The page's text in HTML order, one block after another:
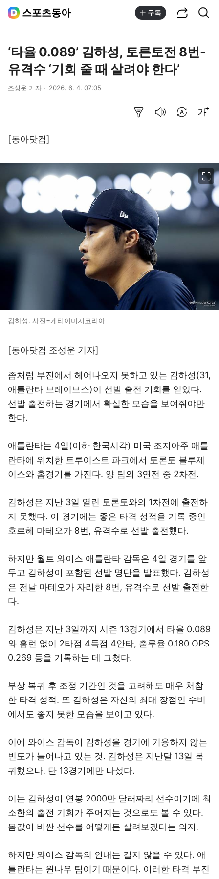
스포츠동아 구독
‘타율 0.089’ 김하성, 토론토전 8번-
유격수 ‘기회 줄 때 살려야 한다’
조성운 기자 2026. 6. 4. 07:05
[동아닷컴]
김하성. 사진=게티이미지코리아
[동아닷컴 조성운 기자]
좀처럼 부진에서 헤어나오지 못하고 있는 김하성(31,
애틀란타 브레이브스)이 선발 출전 기회를 얻었다.
선발 출전하는 경기에서 확실한 모습을 보여줘야만
한다.
애틀란타는 4일(이하 한국시각) 미국 조지아주 애틀
란타에 위치한 트루이스트 파크에서 토론토 블루제
이스와 홈경기를 가진다. 양 팀의 3연전 중 2차전.
김하성은 지난 3일 열린 토론토와의 1차전에 출전하
지 못했다. 이 경기에는 좋은 타격 성적을 기록 중인
호르헤 마테오가 8번, 유격수로 선발 출전했다.
하지만 월트 와이스 애틀란타 감독은 4일 경기를 앞
두고 김하성이 포함된 선발 명단을 발표했다. 김하성
은 전날 마테오가 자리한 8번, 유격수로 선발 출전한
다.
김하성은 지난 3일까지 시즌 13경기에서 타율 0.089
와 홈런 없이 2타점 4득점 4안타, 출루율 0.180 OPS
0.269 등을 기록하는 데 그쳤다.
부상 복귀 후 조정 기간인 것을 고려해도 매우 처참
한 타격 성적. 또 김하성은 자신의 최대 장점인 수비
에서도 좋지 못한 모습을 보이고 있다.
이에 와이스 감독이 김하성을 경기에 기용하지 않는
빈도가 늘어나고 있는 것. 김하성은 지난달 13일 복
귀했으나, 단 13경기에만 나섰다.
이는 김하성이 연봉 2000만 달러짜리 선수이기에 최
소한의 출전 기회가 주어지는 것으로도 볼 수 있다.
몸값이 비싼 선수를 어떻게든 살려보겠다는 의지.
하지만 와이스 감독의 인내는 길지 않을 수 있다. 애
틀란타는 윈나우 팀이기 때문이다. 이러한 타격 부진